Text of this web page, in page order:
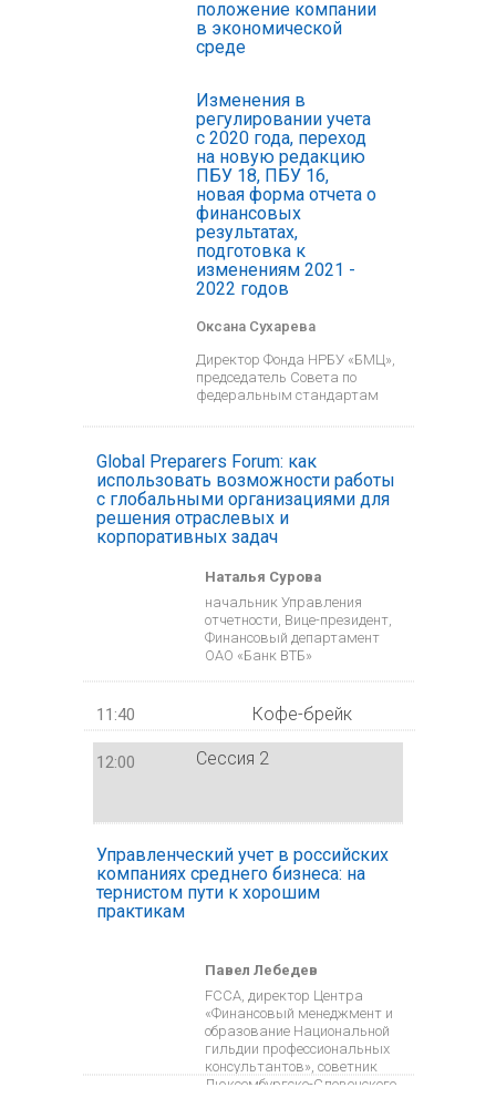
положение компании
в экономической
среде
Директор Фонда НРБУ «БМЦ»,
председатель Совета по
федеральным стандартам
Оксана Сухарева
Изменения в
регулировании учета
с 2020 года, переход
на новую редакцию
ПБУ 18, ПБУ 16,
новая форма отчета о
финансовых
результатах,
подготовка к
изменениям 2021 -
2022 годов
Global Preparers Forum: как
использовать возможности работы
с глобальными организациями для
решения отраслевых и
корпоративных задач
начальник Управления
отчетности, Вице-президент,
Финансовый департамент
ОАО «Банк ВТБ»
Наталья Сурова
Кофе-брейк
11:40
12:00 Сессия 2
Управленческий учет в российских
компаниях среднего бизнеса: на
тернистом пути к хорошим
практикам
FCCA, директор Центра
«Финансовый менеджмент и
образование Национальной
гильдии профессиональных
консультантов», советник
Люксембургско-Словенского
Павел Лебедев